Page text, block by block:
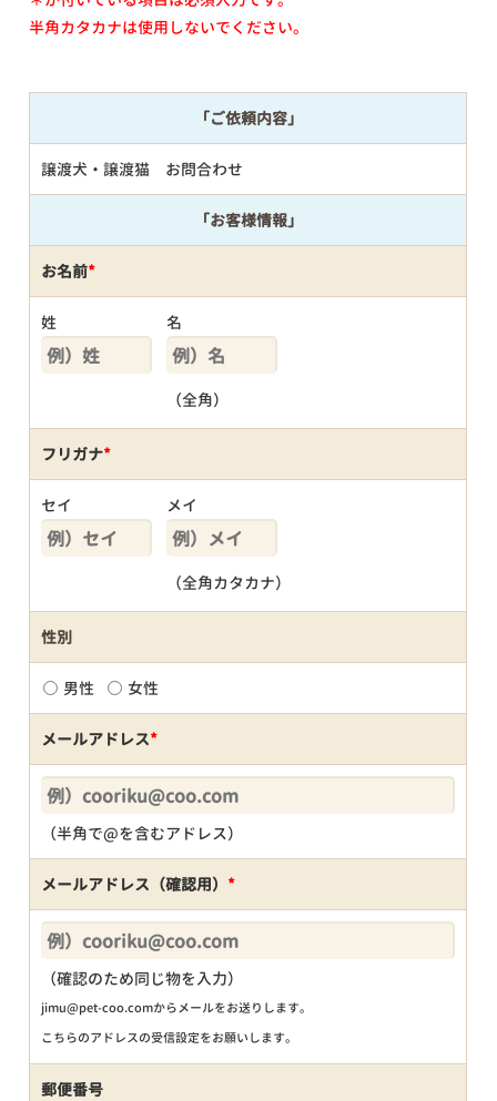
半角カタカナは使用しないでください。
「ご依頼内容」
譲渡犬・譲渡猫 お問合わせ
「お客様情報」
お名前*
姓 名
（全角）
フリガナ*
セイ メイ
（全角カタカナ）
性別
男性 女性
メールアドレス*
（半角で@を含むアドレス）
メールアドレス（確認用） *
（確認のため同じ物を入力）
jimu@pet-coo.comからメールをお送りします。
こちらのアドレスの受信設定をお願いします。
郵便番号